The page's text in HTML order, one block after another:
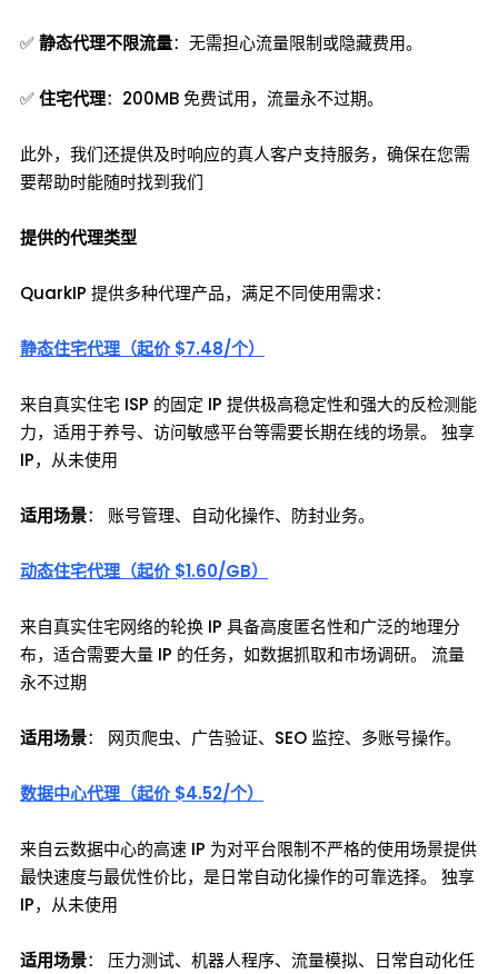
✅静态代理不限流量：无需担心流量限制或隐藏费用。
✅住宅代理：200MB 免费试用，流量永不过期。
此外，我们还提供及时响应的真人客户支持服务，确保在您需
要帮助时能随时找到我们
提供的代理类型
QuarkIP 提供多种代理产品，满足不同使用需求：
静态住宅代理（起价 $7.48/个）
来自真实住宅 ISP 的固定 IP 提供极高稳定性和强大的反检测能
力，适用于养号、访问敏感平台等需要长期在线的场景。 独享
IP，从未使用
适用场景： 账号管理、自动化操作、防封业务。
动态住宅代理（起价 $1.60/GB）
来自真实住宅网络的轮换 IP 具备高度匿名性和广泛的地理分
布，适合需要大量 IP 的任务，如数据抓取和市场调研。 流量
永不过期
适用场景： 网页爬虫、广告验证、SEO 监控、多账号操作。
数据中心代理（起价 $4.52/个）
来自云数据中心的高速 IP 为对平台限制不严格的使用场景提供
最快速度与最优性价比，是日常自动化操作的可靠选择。 独享
IP，从未使用
适用场景： 压力测试、机器人程序、流量模拟、日常自动化任